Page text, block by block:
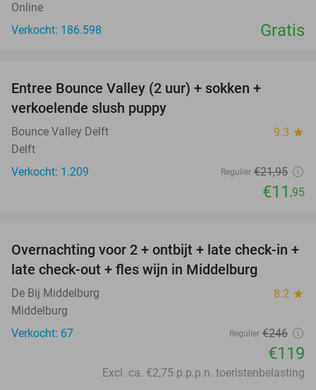
Online
Verkocht: 186.598
Gratis
Entree Bounce Valley (2 uur) + sokken +
verkoelende slush puppy
Bounce Valley Delft 9.3 star
Delft
Verkocht: 1.209
Regulier €21,95
€11 ,95
52%
Overnachting voor 2 + ontbijt + late check-in +
late check-out + fles wijn in Middelburg
De Bij Middelburg 8.2 star
Middelburg
Verkocht: 67
Regulier €246
€119
Excl. ca. €2,75 p.p.p.n. toeristenbelasting